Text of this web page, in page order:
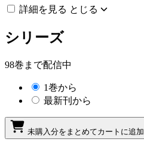
詳細を見る とじる
シリーズ
98巻まで配信中
1巻から
最新刊から
未購入分をまとめてカートに追加